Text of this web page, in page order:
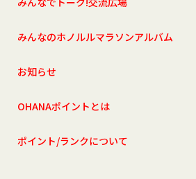
みんなのホノルルマラソンアルバム
お知らせ
OHANAポイントとは
ポイント/ランクについて